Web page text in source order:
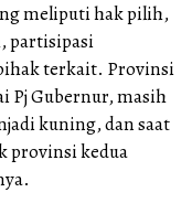
meliputi hak pilih,
partisipasi
terkait. Provinsi
Pj Gubernur, masih
kuning, dan saat
provinsi kedua